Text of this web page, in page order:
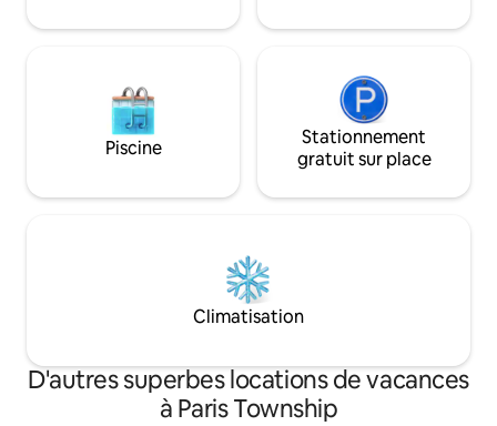
laisse.(Pas de races agressives, pas de
surveillance.
articles de
seul séjour
Piscine
Stationnement
gratuit sur place
Climatisation
D'autres superbes locations de vacances
à Paris Township